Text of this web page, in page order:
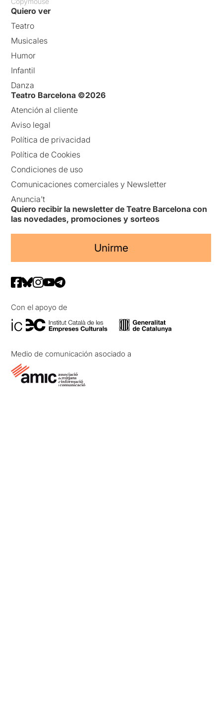
Quiero ver
Teatro
Musicales
Humor
Infantil
Danza
Teatro Barcelona ©2026
Atención al cliente
Aviso legal
Política de privacidad
Política de Cookies
Condiciones de uso
Comunicaciones comerciales y Newsletter
Anuncia’t
Quiero recibir la newsletter de Teatre Barcelona con
las novedades, promociones y sorteos
Unirme
Con el apoyo de
Medio de comunicación asociado a